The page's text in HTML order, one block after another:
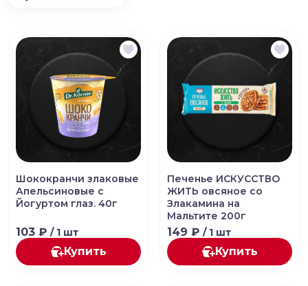
Шококранчи злаковые
Апельсиновые с
Йогуртом глаз. 40г
103 ₽ / 1 шт
Купить
Печенье ИСКУССТВО
ЖИТЬ овсяное со
Злакамина на
Мальтите 200г
149 ₽ / 1 шт
Купить